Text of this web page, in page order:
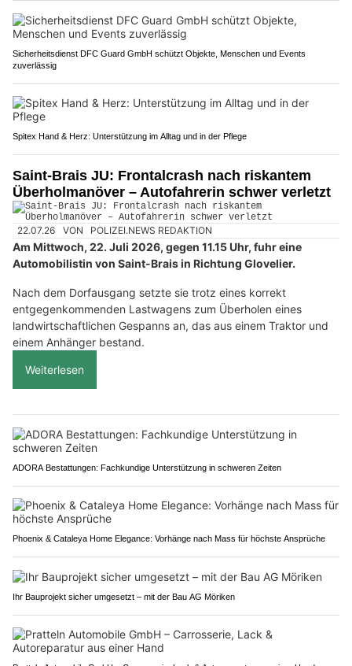
Sicherheitsdienst DFC Guard GmbH schützt Objekte, Menschen und Events
zuverlässig
Spitex Hand & Herz: Unterstützung im Alltag und in der Pflege
Saint-Brais JU: Frontalcrash nach riskantem
Überholmanöver – Autofahrerin schwer verletzt
22.07.26 VON POLIZEI.NEWS REDAKTION
Am Mittwoch, 22. Juli 2026, gegen 11.15 Uhr, fuhr eine
Automobilistin von Saint-Brais in Richtung Glovelier.
Nach dem Dorfausgang setzte sie trotz eines korrekt
entgegenkommenden Lastwagens zum Überholen eines
landwirtschaftlichen Gespanns an, das aus einem Traktor und
einem Anhänger bestand.
Weiterlesen
ADORA Bestattungen: Fachkundige Unterstützung in schweren Zeiten
Phoenix & Cataleya Home Elegance: Vorhänge nach Mass für höchste Ansprüche
Ihr Bauprojekt sicher umgesetzt – mit der Bau AG Möriken